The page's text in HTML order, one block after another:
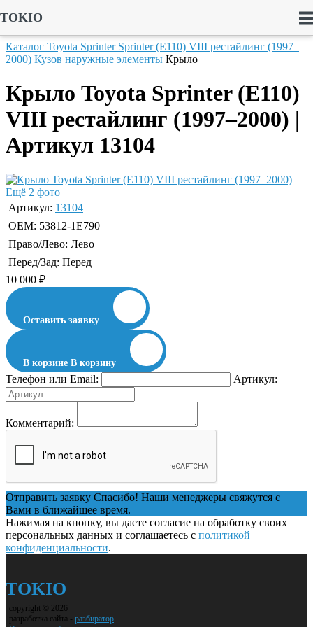
TOKIO
Каталог Toyota Sprinter Sprinter (E110) VIII рестайлинг (1997–
2000) Кузов наружные элементы Крыло
Крыло Toyota Sprinter (E110)
VIII рестайлинг (1997–2000) |
Артикул 13104
Ещё 2 фото
Артикул: 13104
OEM: 53812-1E790
Право/Лево: Лево
Перед/Зад: Перед
10 000 ₽
Оставить заявку
В корзине В корзину
Телефон или Email: Артикул:
Комментарий:
Отправить заявку Спасибо! Наши менеджеры свяжутся с
Вами в ближайшее время.
Нажимая на кнопку, вы даете согласие на обработку своих
персональных данных и соглашаетесь с политикой
конфиденциальности.
TOKIO
copyright © 2026
разработка сайта - разбиратор